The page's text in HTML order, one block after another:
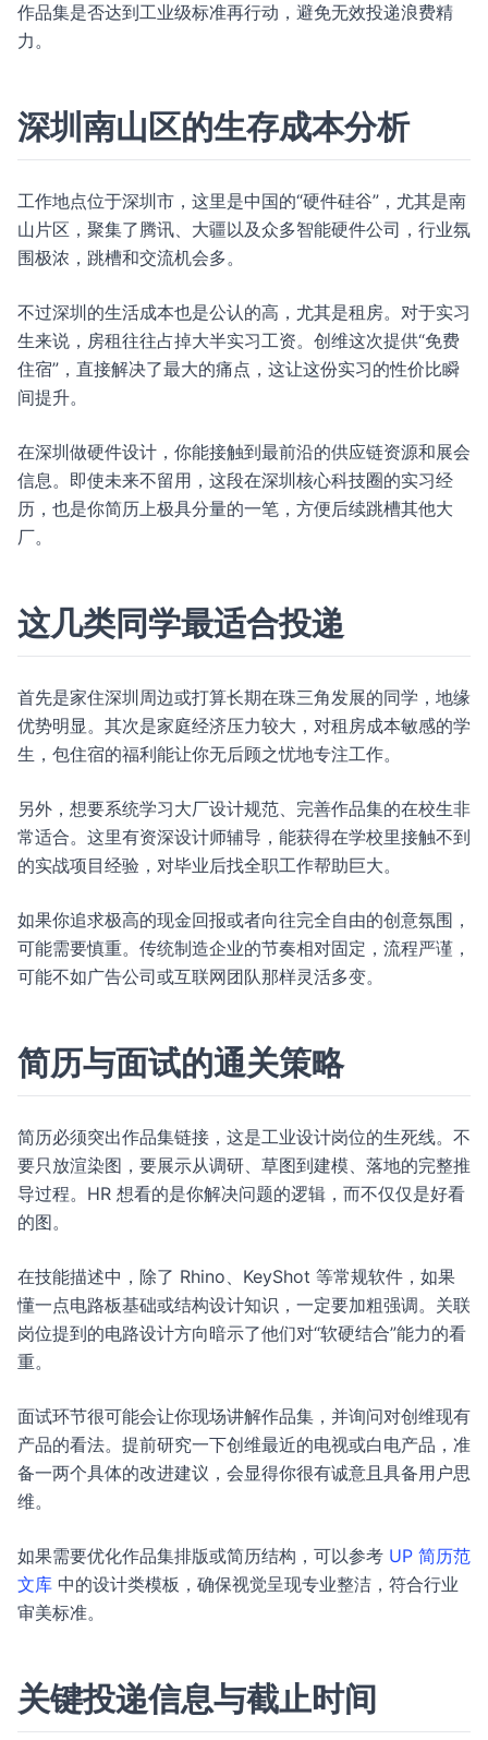
作品集是否达到工业级标准再行动，避免无效投递浪费精
力。
深圳南山区的生存成本分析
工作地点位于深圳市，这里是中国的“硬件硅谷”，尤其是南
山片区，聚集了腾讯、大疆以及众多智能硬件公司，行业氛
围极浓，跳槽和交流机会多。
不过深圳的生活成本也是公认的高，尤其是租房。对于实习
生来说，房租往往占掉大半实习工资。创维这次提供“免费
住宿”，直接解决了最大的痛点，这让这份实习的性价比瞬
间提升。
在深圳做硬件设计，你能接触到最前沿的供应链资源和展会
信息。即使未来不留用，这段在深圳核心科技圈的实习经
历，也是你简历上极具分量的一笔，方便后续跳槽其他大
厂。
这几类同学最适合投递
首先是家住深圳周边或打算长期在珠三角发展的同学，地缘
优势明显。其次是家庭经济压力较大，对租房成本敏感的学
生，包住宿的福利能让你无后顾之忧地专注工作。
另外，想要系统学习大厂设计规范、完善作品集的在校生非
常适合。这里有资深设计师辅导，能获得在学校里接触不到
的实战项目经验，对毕业后找全职工作帮助巨大。
如果你追求极高的现金回报或者向往完全自由的创意氛围，
可能需要慎重。传统制造企业的节奏相对固定，流程严谨，
可能不如广告公司或互联网团队那样灵活多变。
简历与面试的通关策略
简历必须突出作品集链接，这是工业设计岗位的生死线。不
要只放渲染图，要展示从调研、草图到建模、落地的完整推
导过程。HR 想看的是你解决问题的逻辑，而不仅仅是好看
的图。
在技能描述中，除了 Rhino、KeyShot 等常规软件，如果
懂一点电路板基础或结构设计知识，一定要加粗强调。关联
岗位提到的电路设计方向暗示了他们对“软硬结合”能力的看
重。
面试环节很可能会让你现场讲解作品集，并询问对创维现有
产品的看法。提前研究一下创维最近的电视或白电产品，准
备一两个具体的改进建议，会显得你很有诚意且具备用户思
维。
如果需要优化作品集排版或简历结构，可以参考 UP 简历范
文库 中的设计类模板，确保视觉呈现专业整洁，符合行业
审美标准。
关键投递信息与截止时间